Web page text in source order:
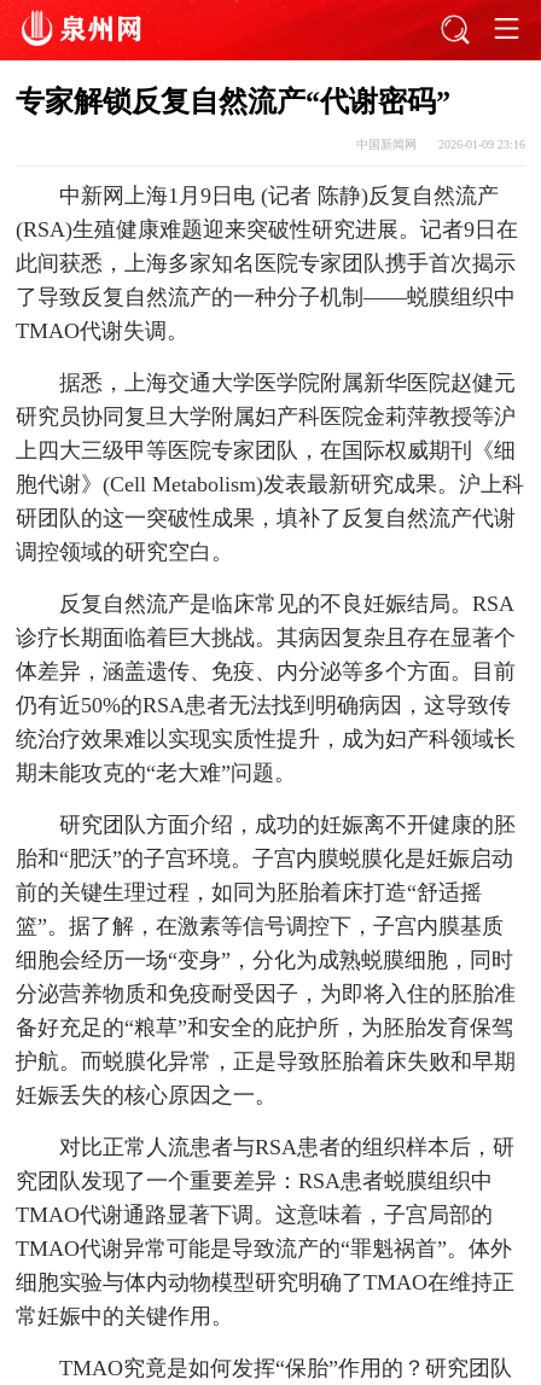
专家解锁反复自然流产“代谢密码”
中国新闻网 2026-01-09 23:16
中新网上海1月9日电 (记者 陈静)反复自然流产
(RSA)生殖健康难题迎来突破性研究进展。记者9日在
此间获悉，上海多家知名医院专家团队携手首次揭示
了导致反复自然流产的一种分子机制——蜕膜组织中
TMAO代谢失调。
据悉，上海交通大学医学院附属新华医院赵健元
研究员协同复旦大学附属妇产科医院金莉萍教授等沪
上四大三级甲等医院专家团队，在国际权威期刊《细
胞代谢》(Cell Metabolism)发表最新研究成果。沪上科
研团队的这一突破性成果，填补了反复自然流产代谢
调控领域的研究空白。
反复自然流产是临床常见的不良妊娠结局。RSA
诊疗长期面临着巨大挑战。其病因复杂且存在显著个
体差异，涵盖遗传、免疫、内分泌等多个方面。目前
仍有近50%的RSA患者无法找到明确病因，这导致传
统治疗效果难以实现实质性提升，成为妇产科领域长
期未能攻克的“老大难”问题。
研究团队方面介绍，成功的妊娠离不开健康的胚
胎和“肥沃”的子宫环境。子宫内膜蜕膜化是妊娠启动
前的关键生理过程，如同为胚胎着床打造“舒适摇
篮”。据了解，在激素等信号调控下，子宫内膜基质
细胞会经历一场“变身”，分化为成熟蜕膜细胞，同时
分泌营养物质和免疫耐受因子，为即将入住的胚胎准
备好充足的“粮草”和安全的庇护所，为胚胎发育保驾
护航。而蜕膜化异常，正是导致胚胎着床失败和早期
妊娠丢失的核心原因之一。
对比正常人流患者与RSA患者的组织样本后，研
究团队发现了一个重要差异：RSA患者蜕膜组织中
TMAO代谢通路显著下调。这意味着，子宫局部的
TMAO代谢异常可能是导致流产的“罪魁祸首”。体外
细胞实验与体内动物模型研究明确了TMAO在维持正
常妊娠中的关键作用。
TMAO究竟是如何发挥“保胎”作用的？研究团队